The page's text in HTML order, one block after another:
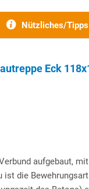
Nützliches/Tipps
Eck
aufgebaut,
die